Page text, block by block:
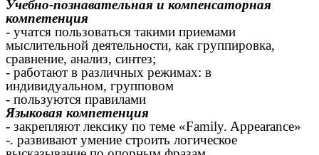
Учебно-познавательная и компенсаторная
компетенция
- учатся пользоваться такими приемами
мыслительной деятельности, как группировка,
сравнение, анализ, синтез;
- работают в различных режимах: в
индивидуальном, групповом
- пользуются правилами
Языковая компетенция
- закрепляют лексику по теме «Family. Appearance»
-. развивают умение строить логическое